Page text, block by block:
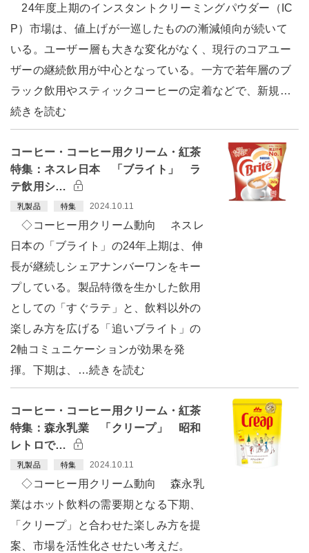
24年度上期のインスタントクリーミングパウダー（IC
P）市場は、値上げが一巡したものの漸減傾向が続いて
いる。ユーザー層も大きな変化がなく、現行のコアユー
ザーの継続飲用が中心となっている。一方で若年層のブ
ラック飲用やスティックコーヒーの定着などで、新規…
続きを読む
コーヒー・コーヒー用クリーム・紅茶
特集：ネスレ日本 「ブライト」 ラ
テ飲用シ…
乳製品 特集 2024.10.11
◇コーヒー用クリーム動向 ネスレ
日本の「ブライト」の24年上期は、伸
長が継続しシェアナンバーワンをキー
プしている。製品特徴を生かした飲用
としての「すぐラテ」と、飲料以外の
楽しみ方を広げる「追いブライト」の
2軸コミュニケーションが効果を発
揮。下期は、…続きを読む
コーヒー・コーヒー用クリーム・紅茶
特集：森永乳業 「クリープ」 昭和
レトロで…
乳製品 特集 2024.10.11
◇コーヒー用クリーム動向 森永乳
業はホット飲料の需要期となる下期、
「クリープ」と合わせた楽しみ方を提
案、市場を活性化させたい考えだ。